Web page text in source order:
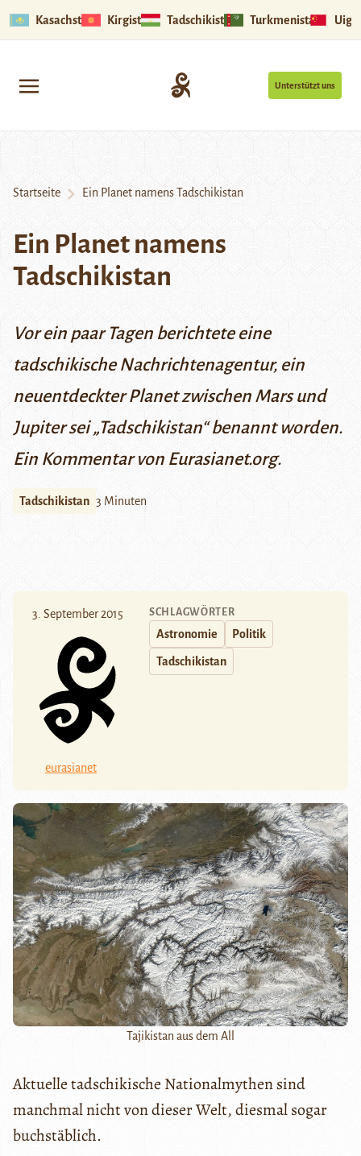
Kasachstan Kirgistan Tadschikistan Turkmenistan
Unterstützt uns
Startseite Ein Planet namens Tadschikistan
Ein Planet namens
Tadschikistan
Vor ein paar Tagen berichtete eine
tadschikische Nachrichtenagentur, ein
neuentdeckter Planet zwischen Mars und
Jupiter sei „Tadschikistan“ benannt worden.
Ein Kommentar von Eurasianet.org.
Tadschikistan 3 Minuten
3. September 2015
eurasianet
SCHLAGWÖRTER
Astronomie Politik
Tadschikistan
Tajikistan aus dem All
Aktuelle tadschikische Nationalmythen sind
manchmal nicht von dieser Welt, diesmal sogar
buchstäblich.